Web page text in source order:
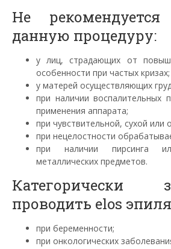
Не рекомендуется
данную процедуру:
у лиц, страдающих от
особенности при частых кризах;
у матерей осуществляющих
при наличии воспалительных
применения аппарата;
при чувствительной, сухой или
при нецелостности
при наличии пирсинга
металлических предметов.
Категорически
проводить elos
при беременности;
при онкологических